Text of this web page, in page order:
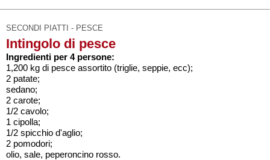
SECONDI PIATTI - PESCE
Intingolo di pesce
Ingredienti per 4 persone:
1,200 kg di pesce assortito (triglie, seppie, ecc);
2 patate;
sedano;
2 carote;
1/2 cavolo;
1 cipolla;
1/2 spicchio d'aglio;
2 pomodori;
olio, sale, peperoncino rosso.